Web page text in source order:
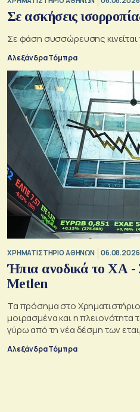
Σε ασκήσεις
Σε φάση συσσώρευσης
Αλεξάνδρα Τόμπρα
XΡΗΜΑΤΙΣΤΗΡΙΟ ΑΘΗΝΩΝ
Ήπια ανοδικά το ΧΑ -
Metlen
Τα πρόσημα στο
μοιρασμένα και η πλειονότητα
γύρω από τη νέα δέσμη των
Αλεξάνδρα Τόμπρα